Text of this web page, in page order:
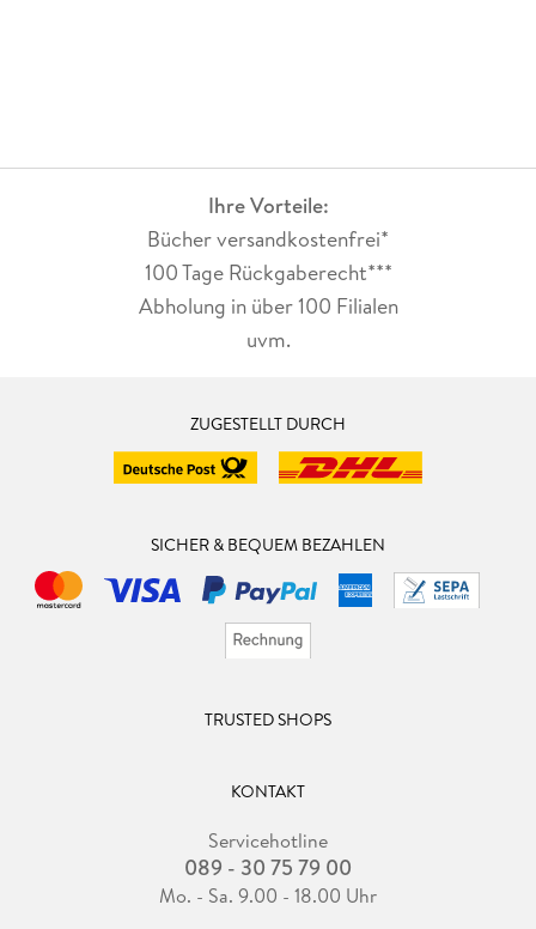
Ihre Vorteile:
Bücher versandkostenfrei*
100 Tage Rückgaberecht***
Abholung in über 100 Filialen
uvm.
ZUGESTELLT DURCH
SICHER & BEQUEM BEZAHLEN
TRUSTED SHOPS
KONTAKT
Servicehotline
089 - 30 75 79 00
Mo. - Sa. 9.00 - 18.00 Uhr